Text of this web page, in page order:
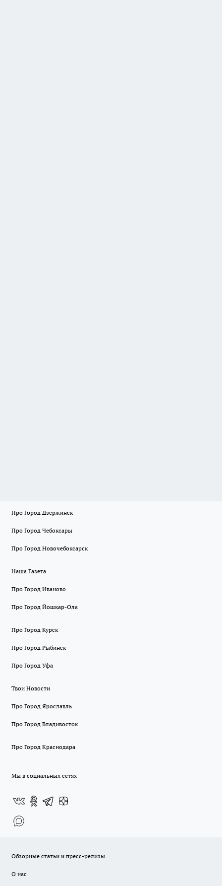
Про Город Дзержинск
Про Город Чебоксары
Про Город Новочебоксарск
Наша Газета
Про Город Иваново
Про Город Йошкар-Ола
Про Город Курск
Про Город Рыбинск
Про Город Уфа
Твои Новости
Про Город Ярославль
Про Город Владивосток
Про Город Краснодара
Мы в социальных сетях
Обзорные статьи и пресс-релизы
О нас